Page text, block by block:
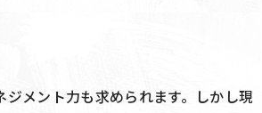
メント力も求められます。しかし現